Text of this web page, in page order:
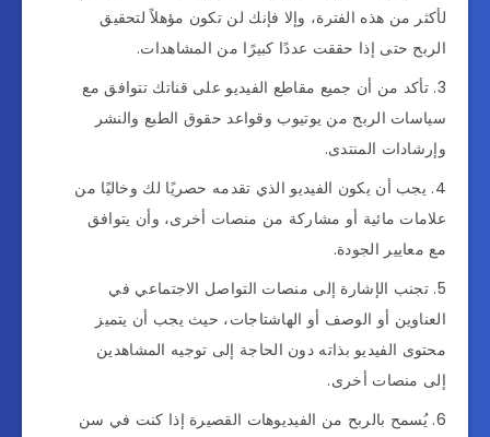
لأكثر من هذه الفترة، وإلا فإنك لن تكون مؤهلاً لتحقيق
الربح حتى إذا حققت عددًا كبيرًا من المشاهدات.
تأكد من أن جميع مقاطع الفيديو على قناتك تتوافق مع
سياسات الربح من يوتيوب وقواعد حقوق الطبع والنشر
وإرشادات المنتدى.
يجب أن يكون الفيديو الذي تقدمه حصريًا لك وخاليًا من
علامات مائية أو مشاركة من منصات أخرى، وأن يتوافق
مع معايير الجودة.
تجنب الإشارة إلى منصات التواصل الاجتماعي في
العناوين أو الوصف أو الهاشتاجات، حيث يجب أن يتميز
محتوى الفيديو بذاته دون الحاجة إلى توجيه المشاهدين
إلى منصات أخرى.
يُسمح بالربح من الفيديوهات القصيرة إذا كنت في سن